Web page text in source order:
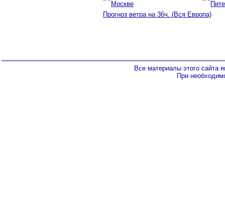
Прогноз ветра на 36ч. (Вся Европа)
Все материалы этого сайта
При